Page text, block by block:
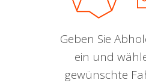
Geben Sie
ein und
gewünschte